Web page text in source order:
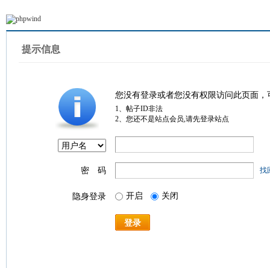
提示信息
您没有登录或者您没有权限访问此页面
1、帖子ID非法
2、您还不是站点会员,请先登录站点
密 码 找
隐身登录 开启 关闭
登录